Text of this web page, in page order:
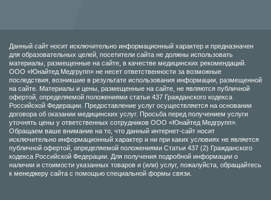
Данный сайт носит исключительно информационный характер и предназначен
для образовательных целей, посетители сайта не должны использовать
материалы, размещенные на сайте, в качестве медицинских рекомендаций.
ООО «Юнайтед Медгрупп» не несет ответственности за возможные
последствия, возникшие в результате использования информации, размещенной
на сайте. Материалы и цены, размещенные на сайте, не являются публичной
офертой, определяемой положениями статьи 437 Гражданского кодекса
Российской Федерации. Предоставление услуг осуществляется на основании
договора об оказании медицинских услуг. Просьба перед получением услуги
уточнять цены у ответственных сотрудников ООО «Юнайтед Медгрупп».
Обращаем ваше внимание на то, что данный интернет-сайт носит
исключительно информационный характер и ни при каких условиях не является
публичной офертой, определяемой положениями Статьи 437 (2) Гражданского
кодекса Российской Федерации. Для получения подробной информации о
наличии и стоимости указанных товаров и (или) услуг, пожалуйста, обращайтесь
к менеджеру сайта с помощью специальной формы связи.